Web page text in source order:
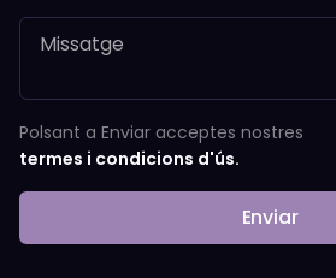
Polsant a Enviar acceptes nostres
termes i condicions d'ús.
Enviar